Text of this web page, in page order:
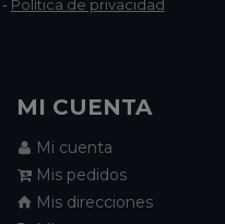
- Política de privacidad
MI CUENTA
Mi cuenta
Mis pedidos
Mis direcciones